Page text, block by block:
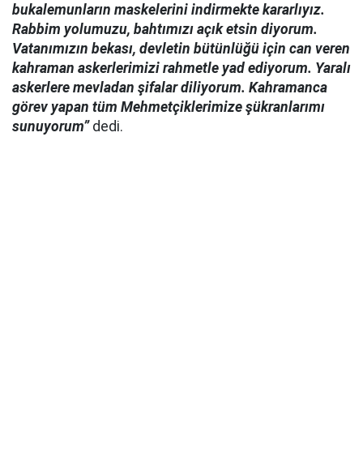
bukalemunların maskelerini indirmekte kararlıyız.
Rabbim yolumuzu, bahtımızı açık etsin diyorum.
Vatanımızın bekası, devletin bütünlüğü için can veren
kahraman askerlerimizi rahmetle yad ediyorum. Yaralı
askerlere mevladan şifalar diliyorum. Kahramanca
görev yapan tüm Mehmetçiklerimize şükranlarımı
sunuyorum”dedi.